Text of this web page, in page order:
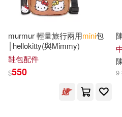
Emily(18)
Albrecht(17)
Infante(17)
Perseus Books Group(10)
Peter Pauper Pr(10)
murmur 輕量旅行兩用mini包
│hellokitty(與Mimmy)
鞋包配件
$550 9